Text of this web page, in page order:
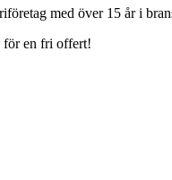
med över 15 år i
för en fri offert!